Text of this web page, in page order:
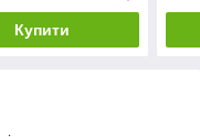
Купити